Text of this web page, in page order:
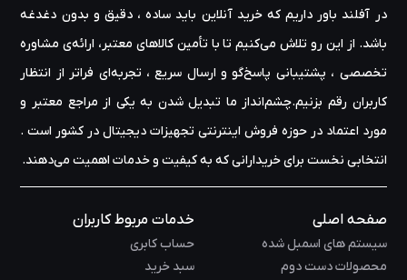
در آفلند باور داریم که خرید آنلاین باید ساده ، دقیق و بدون دغدغه
باشد. از این رو تلاش می‌کنیم تا با تأمین کالاهای معتبر، ارائه‌ی مشاوره‌
تخصصی ، پشتیبانی پاسخ‌گو و ارسال سریع ، تجربه‌ای فراتر از انتظار
کاربران رقم بزنیم.چشم‌انداز ما تبدیل شدن به یکی از مراجع معتبر و
مورد اعتماد در حوزه‌ فروش اینترنتی تجهیزات دیجیتال در کشور است .
انتخابی نخست برای خریدارانی که به کیفیت و خدمات اهمیت می‌دهند.
صفحه اصلی
سیستم های اسمبل شده
محصولات دست دوم
خدمات مربوط کاربران
حساب کابری
سبد خرید